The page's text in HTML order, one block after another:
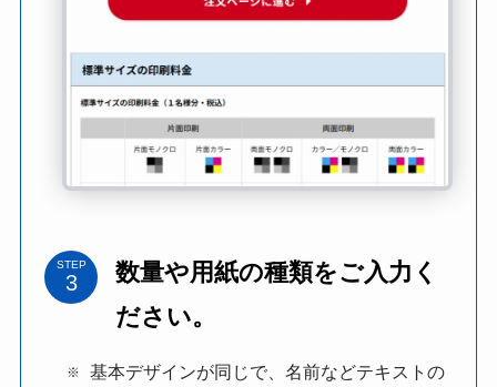
STEP
数量や用紙の種類をご入力く
ださい。
基本デザインが同じで、名前などテキストの